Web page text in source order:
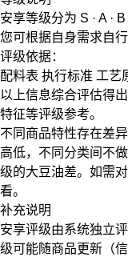
安享等级分为 S · A ·
您可根据自身需求自
评级依据：
配料表 执行标准 工艺
以上信息综合评估得
特征等评级参考。
不同商品特性存在差
高低，不同分类间不
级的大豆油差。如需
看。
补充说明
安享评级由系统独立
级可能随商品更新（